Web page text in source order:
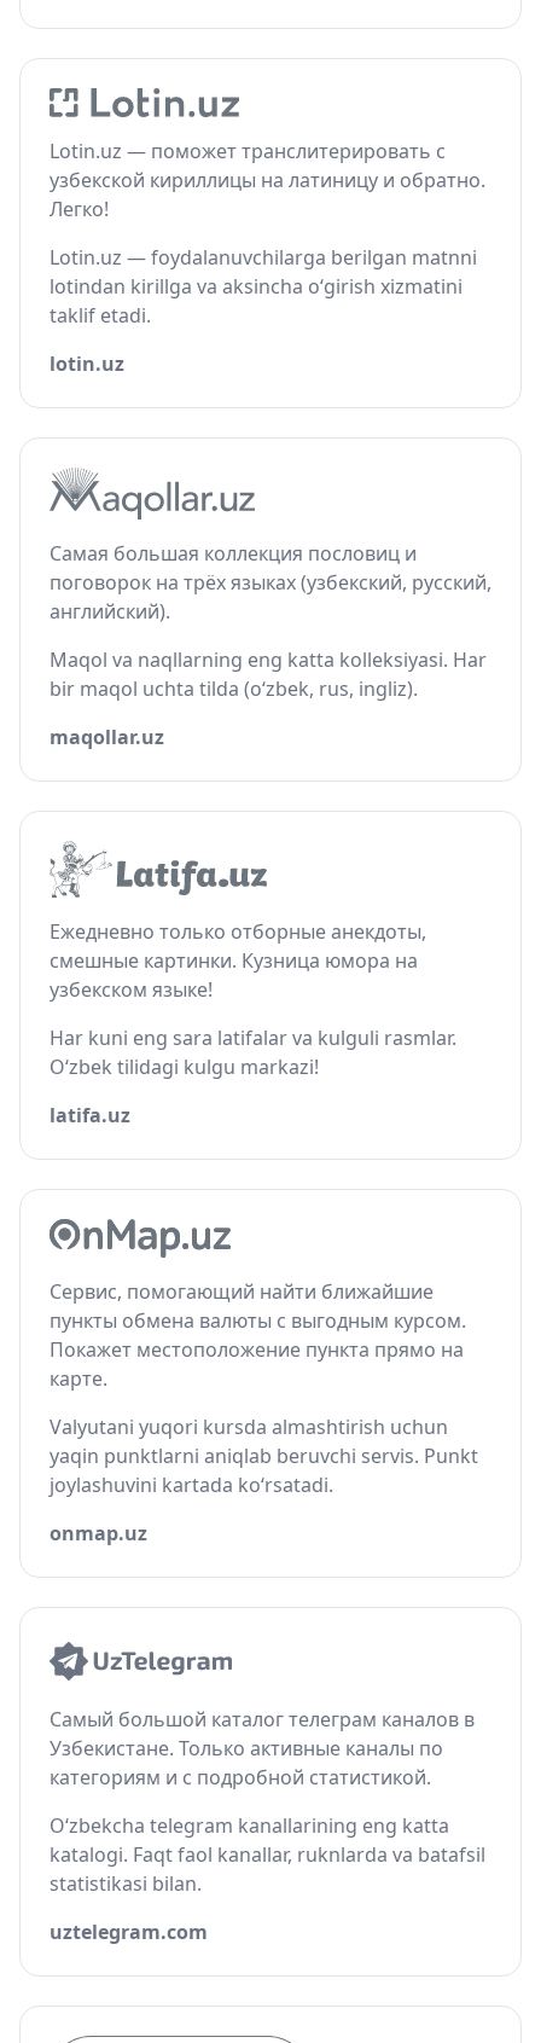
Lotin.uz — поможет транслитерировать с
узбекской кириллицы на латиницу и обратно.
Легко!
Lotin.uz — foydalanuvchilarga berilgan matnni
lotindan kirillga va aksincha o‘girish xizmatini
taklif etadi.
lotin.uz
Самая большая коллекция пословиц и
поговорок на трёх языках (узбекский, русский,
английский).
Maqol va naqllarning eng katta kolleksiyasi. Har
bir maqol uchta tilda (o‘zbek, rus, ingliz).
maqollar.uz
Ежедневно только отборные анекдоты,
смешные картинки. Кузница юмора на
узбекском языке!
Har kuni eng sara latifalar va kulguli rasmlar.
O‘zbek tilidagi kulgu markazi!
latifa.uz
Сервис, помогающий найти ближайшие
пункты обмена валюты с выгодным курсом.
Покажет местоположение пункта прямо на
карте.
Valyutani yuqori kursda almashtirish uchun
yaqin punktlarni aniqlab beruvchi servis. Punkt
joylashuvini kartada ko‘rsatadi.
onmap.uz
Самый большой каталог телеграм каналов в
Узбекистане. Только активные каналы по
категориям и с подробной статистикой.
O‘zbekcha telegram kanallarining eng katta
katalogi. Faqt faol kanallar, ruknlarda va batafsil
statistikasi bilan.
uztelegram.com